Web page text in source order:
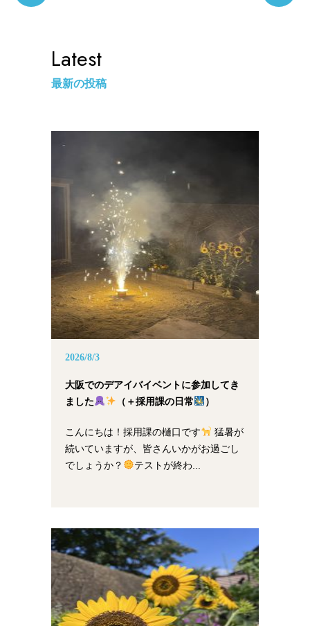
Latest
最新の投稿
2026/8/3
大阪でのデアイバイベントに参加してき
ました
（＋採用課の日常 ）
こんにちは！採用課の樋口です
猛暑が
続いていますが、皆さんいかがお過ごし
でしょうか？
テストが終わ...